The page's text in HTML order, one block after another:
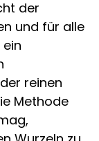
der
und für alle
reinen
Methode